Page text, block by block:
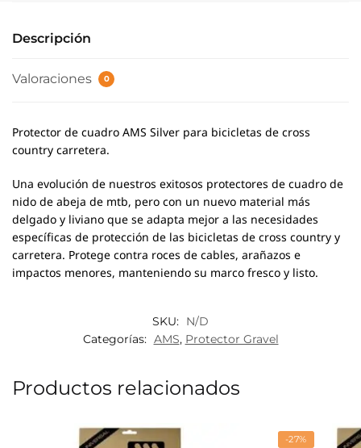
Descripción
Valoraciones 0
Protector de cuadro AMS Silver para bicicletas de cross
country carretera.
Una evolución de nuestros exitosos protectores de cuadro de
nido de abeja de mtb, pero con un nuevo material más
delgado y liviano que se adapta mejor a las necesidades
específicas de protección de las bicicletas de cross country y
carretera. Protege contra roces de cables, arañazos e
impactos menores, manteniendo su marco fresco y listo.
SKU: N/D
Categorías: AMS, Protector Gravel
Productos relacionados
-27%